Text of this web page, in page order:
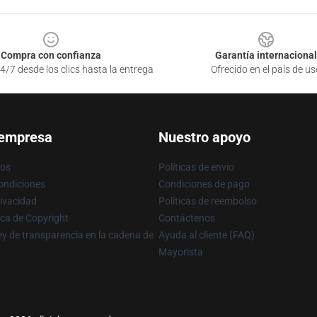
Compra con confianza
7 desde los clics hasta la entrega
Garantía internacional
Ofrecido en el país de
de Copyright
de transparencia en la cadena de
Nuestro apoyo
Políticas de envío
Condiciones de pago
Políticas de reembolso
Contáctenos
Ayuda al cliente (FAQ)
Mayorista